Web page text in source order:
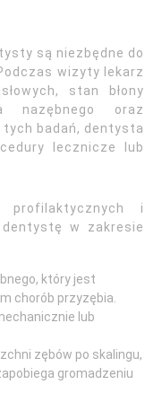
są niezbędne do
wizyty lekarz
stan błony
nazębnego oraz
tych badań, dentysta
lecznicze lub
profilaktycznych i
w zakresie
który jest
chorób przyzębia.
lub
zębów po skalingu,
gromadzeniu